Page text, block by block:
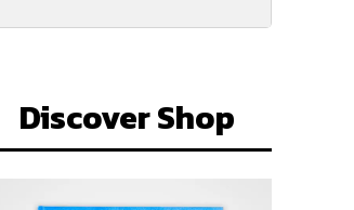
Discover Shop